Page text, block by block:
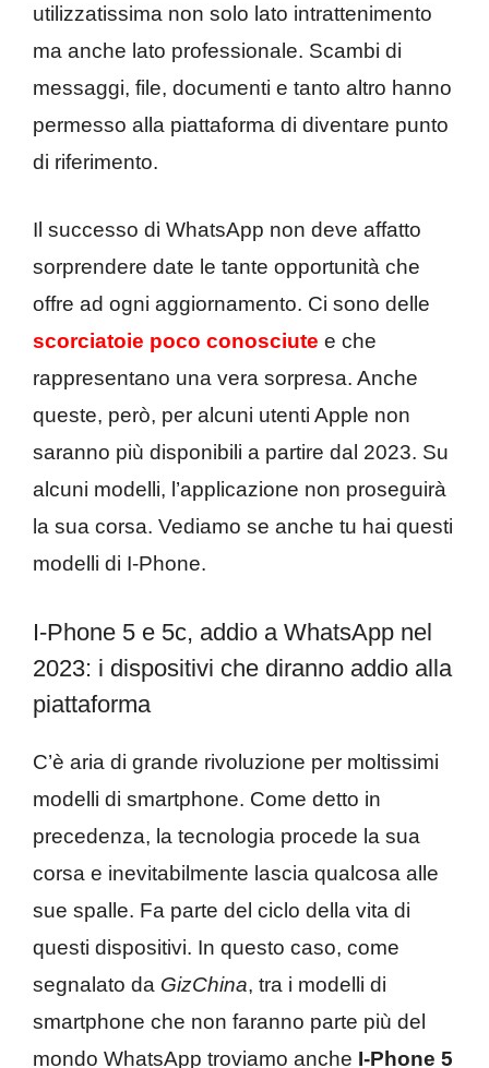
utilizzatissima non solo lato intrattenimento
ma anche lato professionale. Scambi di
messaggi, file, documenti e tanto altro hanno
permesso alla piattaforma di diventare punto
di riferimento.
Il successo di WhatsApp non deve affatto
sorprendere date le tante opportunità che
offre ad ogni aggiornamento. Ci sono delle
scorciatoie poco conosciute e che
rappresentano una vera sorpresa. Anche
queste, però, per alcuni utenti Apple non
saranno più disponibili a partire dal 2023. Su
alcuni modelli, l’applicazione non proseguirà
la sua corsa. Vediamo se anche tu hai questi
modelli di I-Phone.
I-Phone 5 e 5c, addio a WhatsApp nel
2023: i dispositivi che diranno addio alla
piattaforma
C’è aria di grande rivoluzione per moltissimi
modelli di smartphone. Come detto in
precedenza, la tecnologia procede la sua
corsa e inevitabilmente lascia qualcosa alle
sue spalle. Fa parte del ciclo della vita di
questi dispositivi. In questo caso, come
segnalato da GizChina, tra i modelli di
smartphone che non faranno parte più del
mondo WhatsApp troviamo anche I-Phone 5